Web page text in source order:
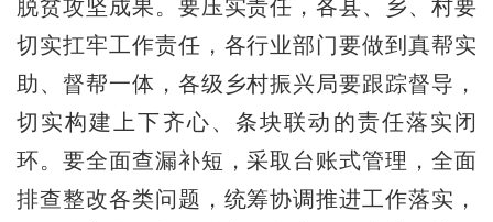
脱贫攻坚成果。要压实责任，各县、乡、村要
切实扛牢工作责任，各行业部门要做到真帮实
助、督帮一体，各级乡村振兴局要跟踪督导，
切实构建上下齐心、条块联动的责任落实闭
环。要全面查漏补短，采取台账式管理，全面
排查整改各类问题，统筹协调推进工作落实，